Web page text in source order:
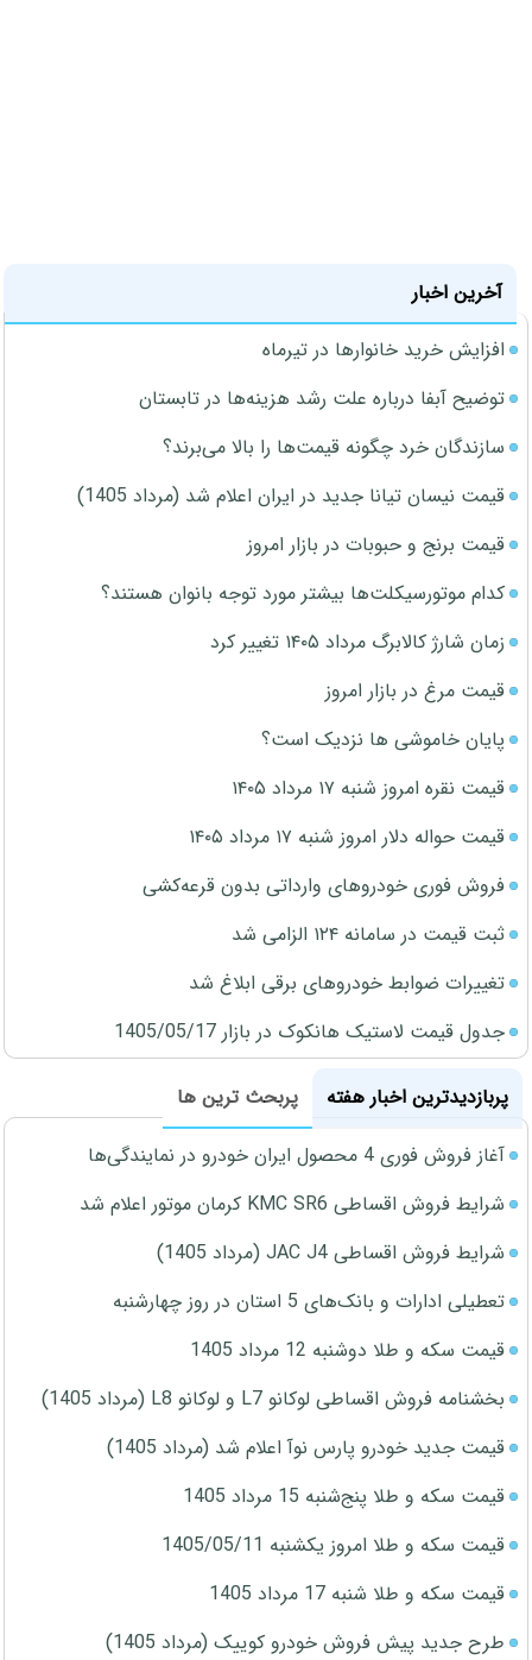
آخرین اخبار
افزایش خرید خانوارها در تیرماه
توضیح آبفا درباره علت رشد هزینه‌ها در تابستان
سازندگان خرد چگونه قیمت‌ها را بالا می‌برند؟
قیمت نیسان تیانا جدید در ایران اعلام شد (مرداد 1405)
قیمت برنج و حبوبات در بازار امروز
کدام موتورسیکلت‌ها بیشتر مورد توجه بانوان هستند؟
زمان شارژ کالابرگ مرداد ۱۴۰۵ تغییر کرد
قیمت مرغ در بازار امروز
پایان خاموشی ها نزدیک است؟
قیمت نقره امروز شنبه ۱۷ مرداد ۱۴۰۵
قیمت حواله دلار امروز شنبه ۱۷ مرداد ۱۴۰۵
فروش فوری خودروهای وارداتی بدون قرعه‌کشی
ثبت قیمت در سامانه ۱۲۴ الزامی شد
تغییرات ضوابط خودروهای برقی ابلاغ شد
جدول قیمت لاستیک هانکوک در بازار 1405/05/17
پربازدیدترین اخبار هفته
پربحث ترین ها
آغاز فروش فوری 4 محصول ایران خودرو در نمایندگی‌ها
شرایط فروش اقساطی KMC SR6 کرمان موتور اعلام شد
شرایط فروش اقساطی JAC J4 (مرداد 1405)
تعطیلی ادارات و بانک‌های 5 استان در روز چهارشنبه
قیمت سکه و طلا دوشنبه 12 مرداد 1405
بخشنامه فروش اقساطی لوکانو L7 و لوکانو L8 (مرداد 1405)
قیمت جدید خودرو پارس نوآ اعلام شد (مرداد 1405)
قیمت سکه و طلا پنج‌شنبه 15 مرداد 1405
قیمت سکه و طلا امروز یکشنبه 1405/05/11
قیمت سکه و طلا شنبه 17 مرداد 1405
طرح جدید پیش فروش خودرو کوییک (مرداد 1405)